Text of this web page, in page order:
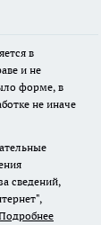
в
и не
форме, в
не иначе
сведений,